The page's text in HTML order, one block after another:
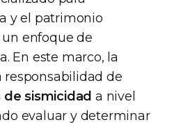
y el patrimonio
enfoque de
En este marco, la
responsabilidad de
sismicidad a nivel
evaluar y determinar